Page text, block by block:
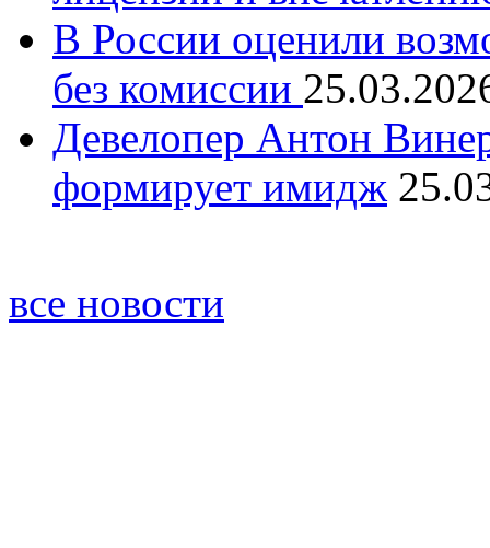
В России оценили
без комиссии
Девелопер Антон
формирует имидж
все новости